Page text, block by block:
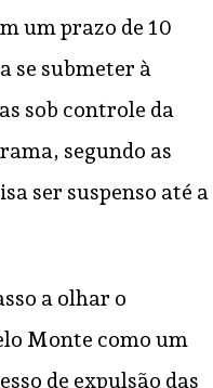
um prazo de 10
se submeter à
sob controle da
segundo as
ser suspenso até a
a olhar o
Monte como um
de expulsão das